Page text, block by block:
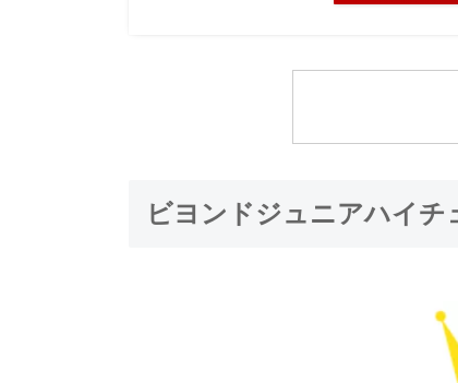
ビヨンドジュニアハイ